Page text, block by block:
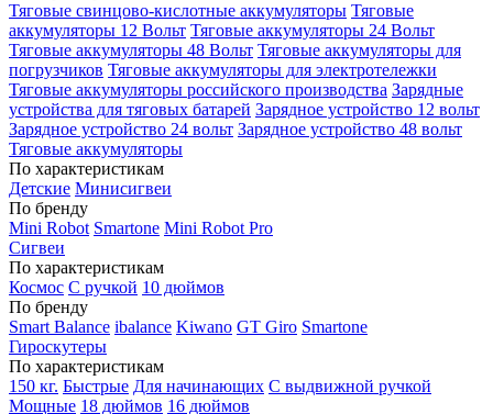
Тяговые свинцово-кислотные аккумуляторы Тяговые
аккумуляторы 12 Вольт Тяговые аккумуляторы 24 Вольт
Тяговые аккумуляторы 48 Вольт Тяговые аккумуляторы для
погрузчиков Тяговые аккумуляторы для электротележки
Тяговые аккумуляторы российского производства Зарядные
устройства для тяговых батарей Зарядное устройство 12 вольт
Зарядное устройство 24 вольт Зарядное устройство 48 вольт
Тяговые аккумуляторы
По характеристикам
Детские Минисигвеи
По бренду
Mini Robot Smartone Mini Robot Pro
Сигвеи
По характеристикам
Космос С ручкой 10 дюймов
По бренду
Smart Balance ibalance Kiwano GT Giro Smartone
Гироскутеры
По характеристикам
150 кг. Быстрые Для начинающих С выдвижной ручкой
Мощные 18 дюймов 16 дюймов